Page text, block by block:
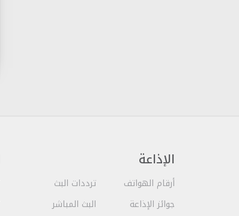
الإذاعة
أرقام الهواتف
جوائز الإذاعة
ترددات البث
البث المباشر